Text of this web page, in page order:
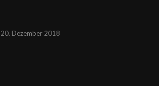
20. Dezember 2018